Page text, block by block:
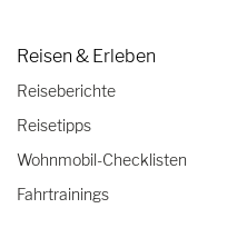
Reisen & Erleben
Reiseberichte
Reisetipps
Wohnmobil-Checklisten
Fahrtrainings